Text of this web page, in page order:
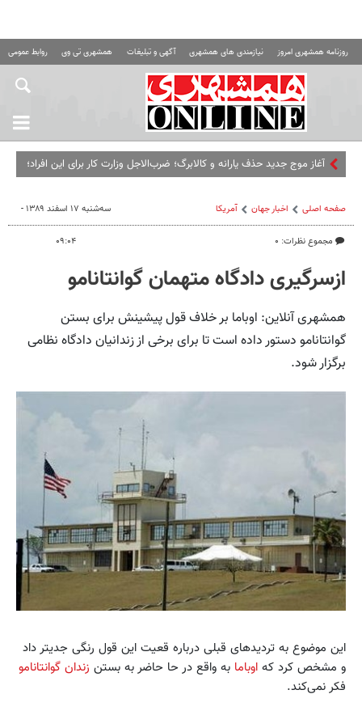
روزنامه همشهری امروز نیازمندی های همشهری آگهی و تبلیغات همشهری تی وی روابط عمومی
آغاز موج جدید حذف یارانه و کالابرگ؛ ضرب‌الاجل وزارت کار برای این افراد؛
صفحه اصلی اخبار جهان آمریکا
مجموع نظرات: ۰
سه‌شنبه ۱۷ اسفند ۱۳۸۹ -
۰۹:۰۴
ازسرگیری دادگاه متهمان گوانتانامو
همشهری آنلاین: اوباما بر خلاف قول پیشینش برای بستن
گوانتانامو دستور داده است تا برای برخی از زندانیان دادگاه نظامی
برگزار شود.
این موضوع به تردیدهای قبلی درباره قعیت این قول رنگی جدیتر داد
و مشخص کرد که اوباما به واقع در حا حاضر به بستن زندان گوانتانامو
فکر نمی‌کند.